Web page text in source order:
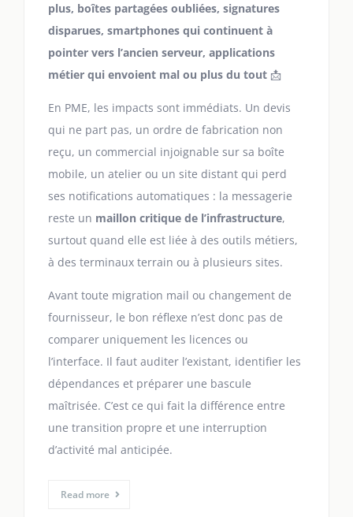
plus, boîtes partagées oubliées, signatures
disparues, smartphones qui continuent à
pointer vers l’ancien serveur, applications
métier qui envoient mal ou plus du tout 📩
En PME, les impacts sont immédiats. Un devis
qui ne part pas, un ordre de fabrication non
reçu, un commercial injoignable sur sa boîte
mobile, un atelier ou un site distant qui perd
ses notifications automatiques : la messagerie
reste un maillon critique de l’infrastructure,
surtout quand elle est liée à des outils métiers,
à des terminaux terrain ou à plusieurs sites.
Avant toute migration mail ou changement de
fournisseur, le bon réflexe n’est donc pas de
comparer uniquement les licences ou
l’interface. Il faut auditer l’existant, identifier les
dépendances et préparer une bascule
maîtrisée. C’est ce qui fait la différence entre
une transition propre et une interruption
d’activité mal anticipée.
Read more